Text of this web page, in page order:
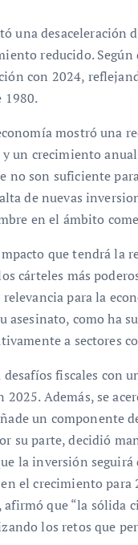
una desaceleración
reducido.
con 2024,
1980.
mostró una
un crecimiento
son suficiente
de nuevas
en el ámbito
que tendrá la
cárteles más
para la
asesinato, como ha
a sectores
fiscales con
Además, se
un componente
su parte, decidió
la inversión
el crecimiento para
afirmó que “la
los retos que